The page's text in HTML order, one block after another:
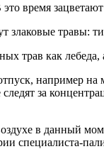
время
злаковые
трав как
например
за
в данный
специалиста-